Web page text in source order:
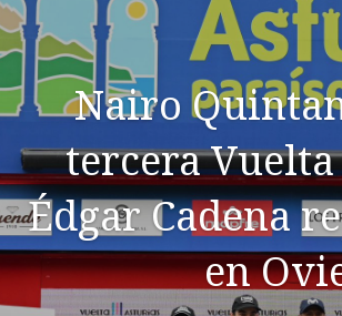
Nairo
tercera
Édgar Cadena
en